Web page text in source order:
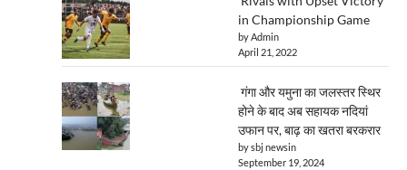
in Championship Game
by Admin
April 21, 2022
गंगा और यमुना का जलस्तर स्थिर
होने के बाद अब सहायक नदियां
उफान पर, बाढ़ का खतरा बरकरार
by sbj newsin
September 19, 2024